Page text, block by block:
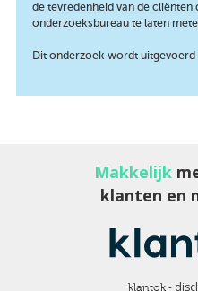
de tevredenheid van de
onderzoeksbureau te laten
Dit onderzoek wordt
Makkelijk
klanten en
klantok